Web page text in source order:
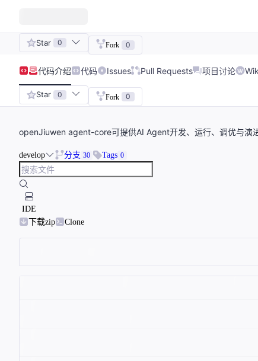
Star 0 Fork 0
代码介绍 代码 Issues Pull Requests 项目讨论
Star 0 Fork 0
openJiuwen agent-core可提供AI Agent开发、运行、调优与演
develop 分支 30 Tags 0
IDE
下载zip
Clone